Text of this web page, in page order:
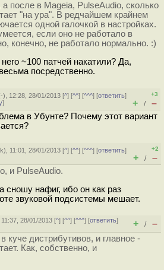
после в Mageia, PulseAudio, сколько
"на ура". В редчайшем крайнем
одной галочкой в настройках.
если оно не работало в
конечно, не работало нормально. :)
~100 патчей накатили? Да,
посредственно.
-), 12:28, 28/01/2013 [^] [^^] [^^^] [ответить]
]
+3
+ / –
в Убунте? Почему этот вариант
), 11:01, 28/01/2013 [^] [^^] [^^^] [ответить]
+2
+ / –
и PulseAudio.
сношу нафиг, ибо он как раз
звуковой подсистемы мешает.
11:37, 28/01/2013 [^] [^^] [^^^] [ответить]
+ / –
куче дистрибутивов, и главное -
Как, собственно, и